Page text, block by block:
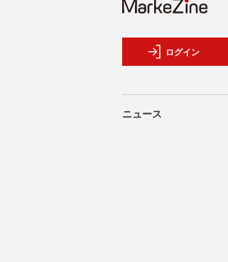
ログイン
ニュース